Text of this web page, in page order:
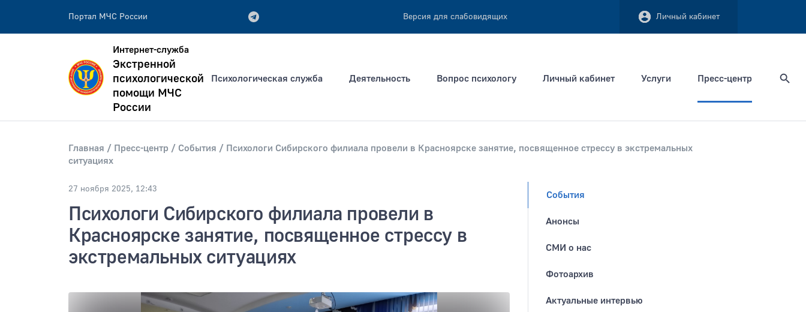
Портал МЧС России Версия для слабовидящих Личный кабинет
Искать по:
всей фразе
Публикация не ранее Сортировать по
Интернет-служба
Экстренной
психологической
помощи МЧС
России
Психологическая служба Деятельность Вопрос психологу Личный кабинет Услуги Пресс-центр
Главная Пресс-центр События
Психологи Сибирского филиала провели в Красноярске занятие, посвященное стрессу в экстремальных
ситуациях
27 ноября 2025, 12:43
Психологи Сибирского филиала провели в
Красноярске занятие, посвященное стрессу в
экстремальных ситуациях
События
Анонсы
СМИ о нас
Фотоархив
Актуальные интервью